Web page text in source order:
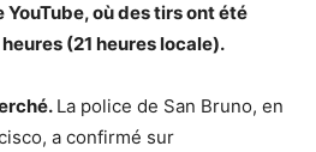
où des tirs ont été
(21 heures locale).
La police de San Bruno, en
a confirmé sur